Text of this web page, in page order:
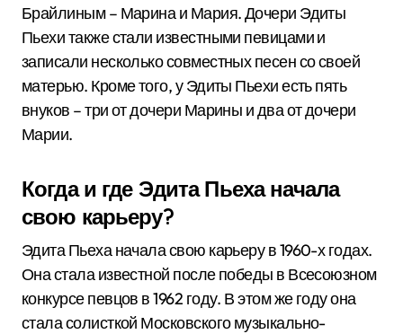
Брайлиным – Марина и Мария. Дочери Эдиты
Пьехи также стали известными певицами и
записали несколько совместных песен со своей
матерью. Кроме того, у Эдиты Пьехи есть пять
внуков – три от дочери Марины и два от дочери
Марии.
Когда и где Эдита Пьеха начала
свою карьеру?
Эдита Пьеха начала свою карьеру в 1960-х годах.
Она стала известной после победы в Всесоюзном
конкурсе певцов в 1962 году. В этом же году она
стала солисткой Московского музыкально-